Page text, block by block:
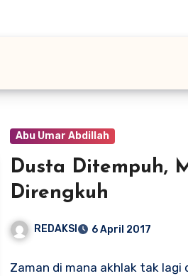
Abu Umar Abdillah
Dusta Ditempuh,
Direngkuh
REDAKSI 6 April 2017
Zaman di mana akhlak tak